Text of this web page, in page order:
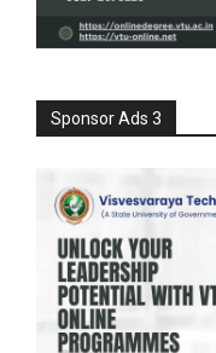
Sponsor Ads 3